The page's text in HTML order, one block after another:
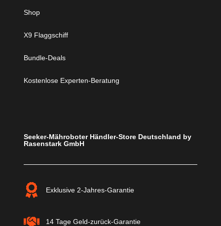
Shop
X9 Flaggschiff
Bundle-Deals
Kostenlose Experten-Beratung
Seeker-Mähroboter Händler-Store Deutschland by
Rasenstark GmbH
Exklusive 2-Jahres-Garantie
14 Tage Geld-zurück-Garantie